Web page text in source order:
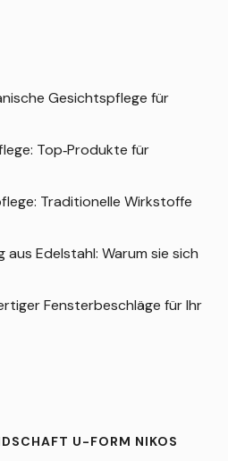
Gesichtspflege für
Top‑Produkte für
Traditionelle Wirkstoffe
Edelstahl: Warum sie sich
Fensterbeschläge für Ihr
U-FORM NIKOS